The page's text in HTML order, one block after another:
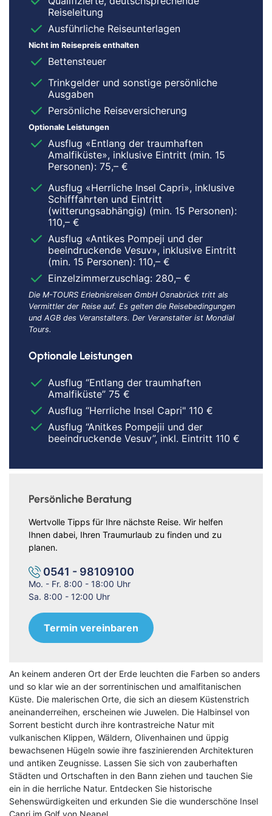
An keinem anderen Ort der Erde leuchten die Farben so anders
und so klar wie an der sorrentinischen und amalfitanischen
Küste. Die malerischen Orte, die sich an diesem Küstenstrich
aneinanderreihen, erscheinen wie Juwelen. Die Halbinsel von
Sorrent besticht durch ihre kontrastreiche Natur mit
vulkanischen Klippen, Wäldern, Olivenhainen und üppig
bewachsenen Hügeln sowie ihre faszinierenden Architekturen
und antiken Zeugnisse. Lassen Sie sich von zauberhaften
Städten und Ortschaften in den Bann ziehen und tauchen Sie
ein in die herrliche Natur. Entdecken Sie historische
Sehenswürdigkeiten und erkunden Sie die wunderschöne Insel
Capri im Golf von Neapel.
Reiseleitung
Ausführliche Reiseunterlagen
Nicht im Reisepreis enthalten
Bettensteuer
Trinkgelder und sonstige persönliche
Ausgaben
Persönliche Reiseversicherung
Optionale Leistungen
Ausflug «Entlang der traumhaften
Amalfiküste», inklusive Eintritt (min. 15
Personen): 75,– €
Ausflug «Herrliche Insel Capri», inklusive
Schifffahrten und Eintritt
(witterungsabhängig) (min. 15 Personen):
110,– €
Ausflug «Antikes Pompeji und der
beeindruckende Vesuv», inklusive Eintritt
(min. 15 Personen): 110,– €
Einzelzimmerzuschlag: 280,– €
Die M-TOURS Erlebnisreisen GmbH Osnabrück tritt als
Vermittler der Reise auf. Es gelten die Reisebedingungen
und AGB des Veranstalters. Der Veranstalter ist Mondial
Tours.
Optionale Leistungen
Ausflug “Entlang der traumhaften
Amalfiküste” 75 €
Ausflug “Herrliche Insel Capri" 110 €
Ausflug “Anitkes Pompejii und der
beeindruckende Vesuv”, inkl. Eintritt 110 €
Persönliche Beratung
Wertvolle Tipps für Ihre nächste Reise. Wir helfen
Ihnen dabei, Ihren Traumurlaub zu finden und zu
planen.
0541 - 98109100
Mo. - Fr. 8:00 - 18:00 Uhr
Sa. 8:00 - 12:00 Uhr
Termin vereinbaren